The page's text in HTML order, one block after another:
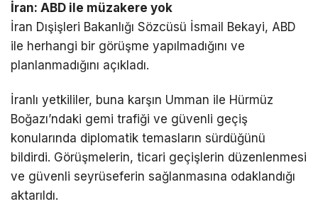
İran: ABD ile müzakere yok
İran Dışişleri Bakanlığı Sözcüsü İsmail Bekayi, ABD
ile herhangi bir görüşme yapılmadığını ve
planlanmadığını açıkladı.
İranlı yetkililer, buna karşın Umman ile Hürmüz
Boğazı’ndaki gemi trafiği ve güvenli geçiş
konularında diplomatik temasların sürdüğünü
bildirdi. Görüşmelerin, ticari geçişlerin düzenlenmesi
ve güvenli seyrüseferin sağlanmasına odaklandığı
aktarıldı.